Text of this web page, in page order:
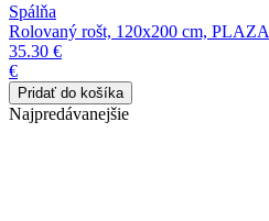
Spálňa
Rolovaný rošt, 120x200 cm, PLAZA
35.30 €
€
Najpredávanejšie